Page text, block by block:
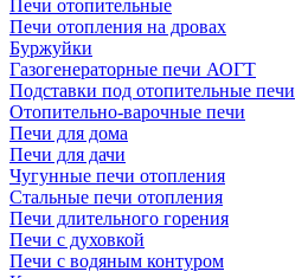
Печи отопительные
Печи отопления на дровах
Буржуйки
Газогенераторные печи АОГТ
Подставки под отопительные печи
Отопительно-варочные печи
Печи для дома
Печи для дачи
Чугунные печи отопления
Стальные печи отопления
Печи длительного горения
Печи с духовкой
Печи с водяным контуром